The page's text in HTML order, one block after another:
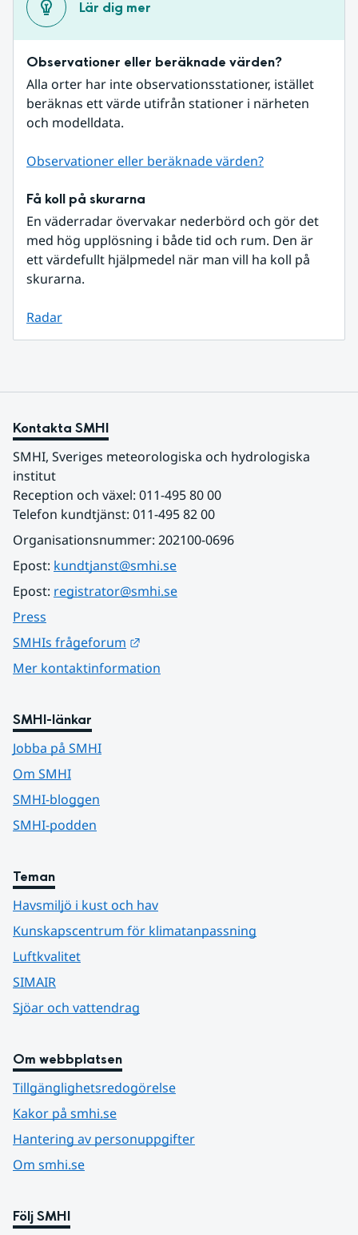
Lär dig mer
Observationer eller beräknade värden?
Alla orter har inte observationsstationer, istället
beräknas ett värde utifrån stationer i närheten
och modelldata.
Observationer eller beräknade värden?
Få koll på skurarna
En väderradar övervakar nederbörd och gör det
med hög upplösning i både tid och rum. Den är
ett värdefullt hjälpmedel när man vill ha koll på
skurarna.
Radar
Kontakta SMHI
SMHI, Sveriges meteorologiska och hydrologiska
institut
Reception och växel: 011-495 80 00
Telefon kundtjänst: 011-495 82 00
Organisationsnummer: 202100-0696
Epost: kundtjanst@smhi.se
Epost: registrator@smhi.se
Press
SMHIs frågeforum
Mer kontaktinformation
SMHI-länkar
Jobba på SMHI
Om SMHI
SMHI-bloggen
SMHI-podden
Teman
Havsmiljö i kust och hav
Kunskapscentrum för klimatanpassning
Luftkvalitet
SIMAIR
Sjöar och vattendrag
Om webbplatsen
Tillgänglighetsredogörelse
Kakor på smhi.se
Hantering av personuppgifter
Om smhi.se
Följ SMHI